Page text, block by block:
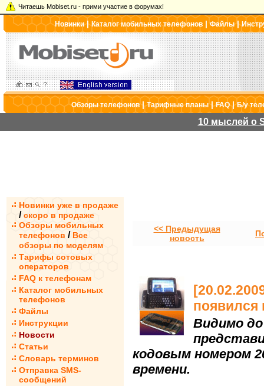
Читаешь Mobiset.ru - прими участие в форумах!
Новинки|Каталог мобильных телефонов |Файлы|
Обзоры телефонов|Тарифные планы|FAQ|Б/у
10 мыслей о
Новинки уже в продаже
/ скоро в продаже
Обзоры мобильных
телефонов / Все
обзоры по моделям
Тарифы сотовых
операторов
FAQ к телефонам
Каталог мобильных
телефонов
Файлы
Инструкции
Новости
Статьи
Словарь терминов
Отправка SMS-
сообщений
<< Предыдущая
новость
появился
Видимо до
кодовым номером
времени.